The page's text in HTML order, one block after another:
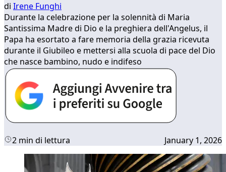
di Irene Funghi
Durante la celebrazione per la solennità di Maria
Santissima Madre di Dio e la preghiera dell'Angelus, il
Papa ha esortato a fare memoria della grazia ricevuta
durante il Giubileo e mettersi alla scuola di pace del Dio
che nasce bambino, nudo e indifeso
2 min di lettura January 1, 2026